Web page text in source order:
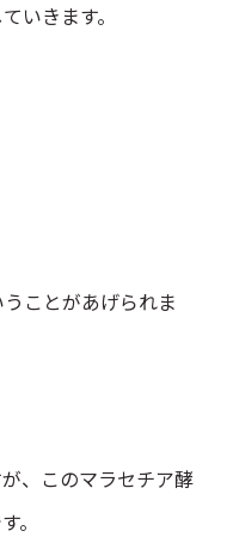
いきます。
ことがあげられま
、このマラセチア酵
。